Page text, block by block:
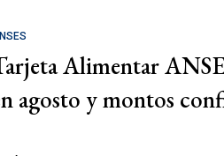
Alimentar
agosto y montos